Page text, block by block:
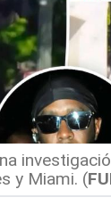
y Miami. (